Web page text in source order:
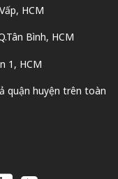
HCM
Bình, HCM
1, HCM
quận huyện trên toàn